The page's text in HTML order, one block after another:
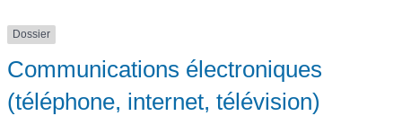
Dossier
Communications électroniques
(téléphone, internet, télévision)